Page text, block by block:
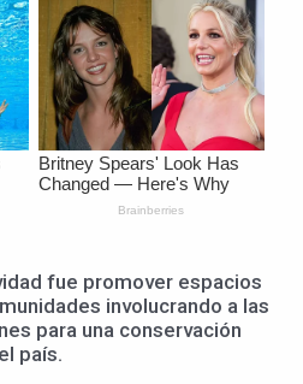
fue promover espacios
involucrando a las
para una conservación
país.